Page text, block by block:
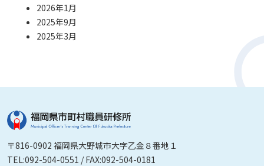
2026年1月
2025年9月
2025年3月
〒816-0902 福岡県大野城市大字乙金８番地１
TEL:092-504-0551 / FAX:092-504-0181